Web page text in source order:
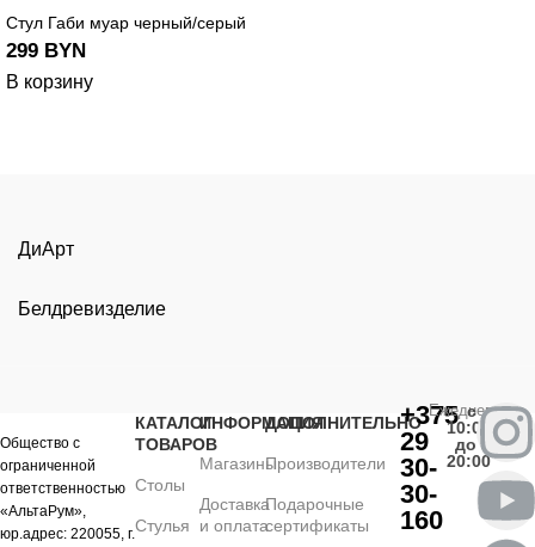
Стул Габи муар черный/серый
299 BYN
В корзину
ДиАрт
Белдревизделие
Общество с
ограниченной
ответственностью
«АльтаРум»,
юр.адрес: 220055, г.
КАТАЛОГ
ТОВАРОВ
Столы
Стулья
ИНФОРМАЦИЯ
Магазины
Доставка
и оплата
ДОПОЛНИТЕЛЬНО
Производители
Подарочные
сертификаты
+375
29
30-
30-
160
Ежедневно
с
10:00
до
20:00